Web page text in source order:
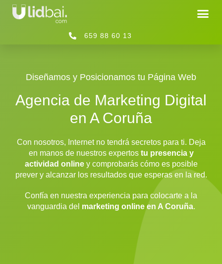
659 88 60 13
Diseñamos y Posicionamos tu Página Web
Agencia de Marketing Digital
en A Coruña
Con nosotros, Internet no tendrá secretos para ti. Deja
en manos de nuestros expertostu presencia y
actividad onliney comprobarás cómo es posible
prever y alcanzar los resultados que esperas en la red.
Confía en nuestra experiencia para colocarte a la
vanguardia del marketing online en A Coruña.